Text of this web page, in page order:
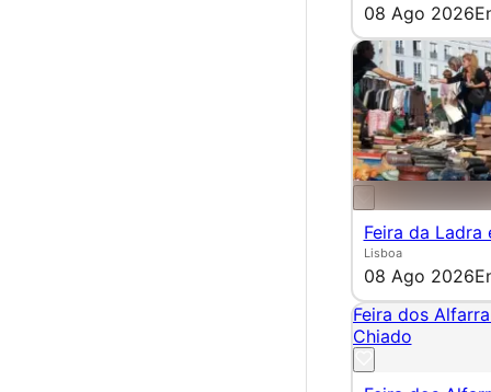
08 Ago 2026
Feira da Ladra
Lisboa
08 Ago 2026
Feira dos
Chiado